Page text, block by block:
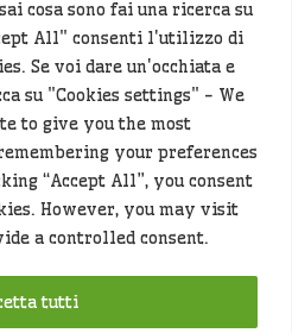
cosa sono fai una ricerca su
All" consenti l'utilizzo di
Se voi dare un'occhiata e
su "Cookies settings" - We
to give you the most
your preferences
“Accept All”, you consent
However, you may visit
a controlled consent.
tutti
è di tua proprietà e vuoi
(<- clicca per inviarci un
in bozza rielaborando, con
contenuti
e altri siti di interesse
l'articolo viene
(privacy policy)